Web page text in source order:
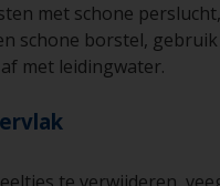
met schone
schone borstel,
met leidingwater.